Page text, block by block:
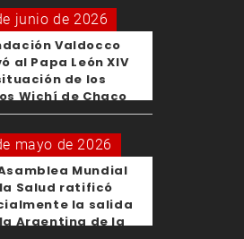
junio de 2026
Valdocco
al Papa León XIV
de los
Wichí de Chaco
mayo de 2026
Mundial
Salud ratificó
la salida
Argentina de la